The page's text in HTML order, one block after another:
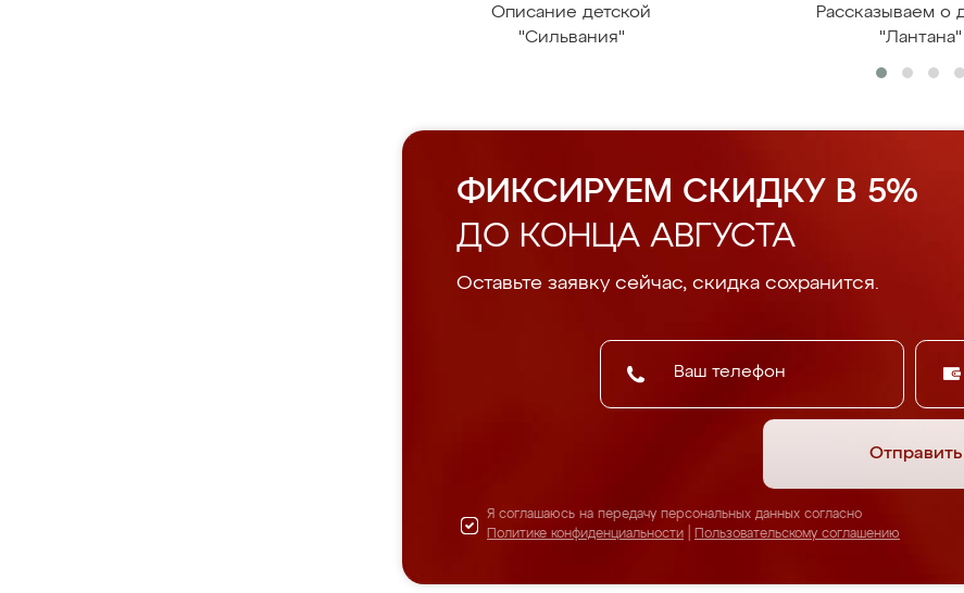
Описание детской
"Сильвания"
Рассказываем о
"Лантана"
ФИКСИРУЕМ СКИДКУ В 5%
ДО КОНЦА АВГУСТА
Оставьте заявку сейчас, скидка сохранится.
Отправить
Я соглашаюсь на передачу персональных данных согласно
Политике конфиденциальности
Пользовательскому соглашению